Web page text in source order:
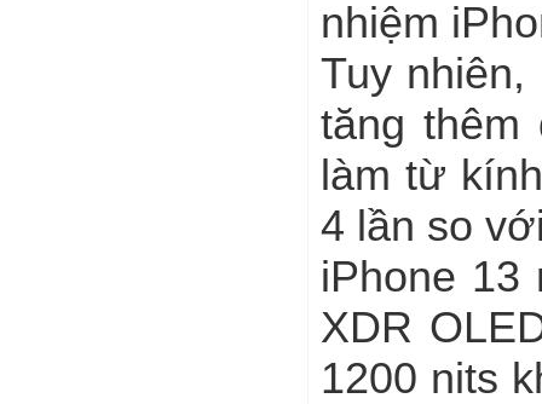
nhiệm
Tuy
tăng
làm từ
4 lần so
iPhone 13
XDR
1200 nits